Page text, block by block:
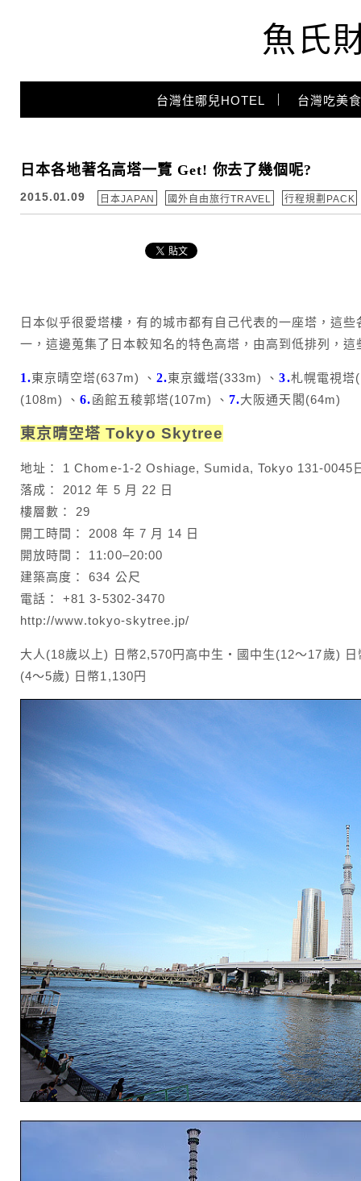
魚氏
台灣住哪兒HOTEL 台灣吃美
日本各地著名高塔一覽 Get! 你去了幾個呢?
2015.01.09 日本JAPAN 國外自由旅行TRAVEL 行程規劃PACK
日本似乎很愛塔樓，有的城市都有自己代表的一座塔，這
一，這邊蒐集了日本較知名的特色高塔，由高到低排列，
1.東京晴空塔(637m) 、 2.東京鐵塔(333m) 、3.札幌電視塔
(108m) 、6.函館五稜郭塔(107m) 、 7.大阪通天閣(64m)
東京晴空塔 Tokyo Skytree
地址： 1 Chome-1-2 Oshiage, Sumida, Tokyo 131-0045
落成： 2012 年 5 月 22 日
樓層數： 29
開工時間： 2008 年 7 月 14 日
開放時間： 11:00–20:00
建築高度： 634 公尺
電話： +81 3-5302-3470
http://www.tokyo-skytree.jp/
大人(18歲以上) 日幣2,570円高中生・國中生(12～17歲)
(4～5歲) 日幣1,130円